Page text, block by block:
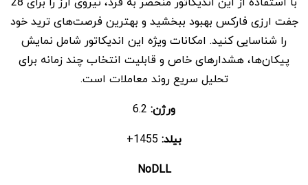
بود.است.
جفت ارزی فارکس بهبود ببخشید و بهترین فرصت‌های ترید خود
را شناسایی کنید. امکانات ویژه این اندیکاتور شامل نمایش
پیکان‌ها، هشدارهای خاص و قابلیت انتخاب چند زمانه برای
تحلیل سریع روند معاملات است.
ورژن:
بیلد:
NoDLL